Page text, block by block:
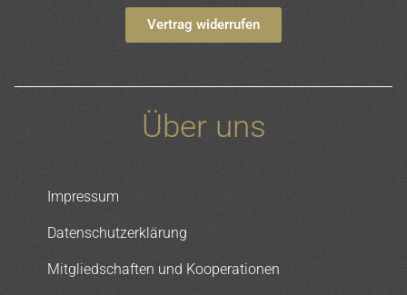
Vertrag widerrufen
Über uns
Impressum
Datenschutzerklärung
Mitgliedschaften und Kooperationen